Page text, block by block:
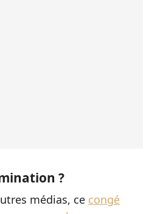
?
médias, ce congé